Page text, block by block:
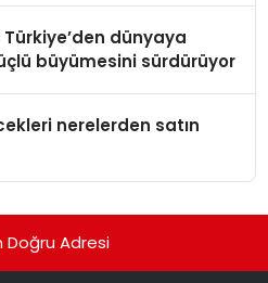
dünyaya
büyümesini sürdürüyor
nerelerden satın
Doğru Adresi